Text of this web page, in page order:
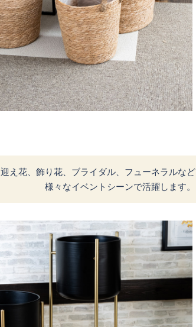
迎え花、飾り花、ブライダル、フューネラルなど
様々なイベントシーンで活躍します。